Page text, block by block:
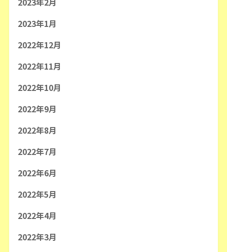
2023年1月
2022年12月
2022年11月
2022年10月
2022年9月
2022年8月
2022年7月
2022年6月
2022年5月
2022年4月
2022年3月